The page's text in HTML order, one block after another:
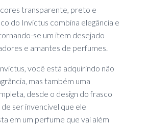
transparente, preto e
do Invictus combina elegância e
se um item desejado
e amantes de perfumes.
você está adquirindo não
mas também uma
desde o design do frasco
ser invencível que ele
em um perfume que vai além